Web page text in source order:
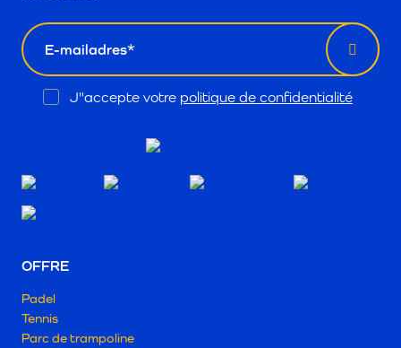
email
Opt
J"accepte votre politique de confidentialité
OFFRE
Padel
Tennis
Parc de trampoline